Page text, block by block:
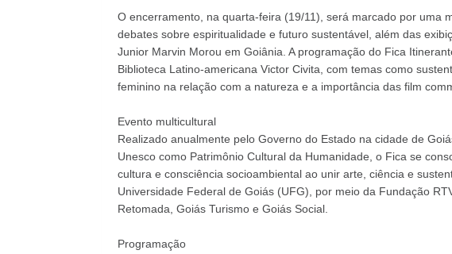
O encerramento, na quarta-feira (19/11), será marcado por uma
debates sobre espiritualidade e futuro sustentável, além das
Junior Marvin Morou em Goiânia. A programação do Fica
Biblioteca Latino-americana Victor Civita, com temas como
feminino na relação com a natureza e a importância das film
Evento multicultural
Realizado anualmente pelo Governo do Estado na cidade de
Unesco como Patrimônio Cultural da Humanidade, o Fica se
cultura e consciência socioambiental ao unir arte, ciência e
Universidade Federal de Goiás (UFG), por meio da Fundação
Retomada, Goiás Turismo e Goiás Social.
Programação